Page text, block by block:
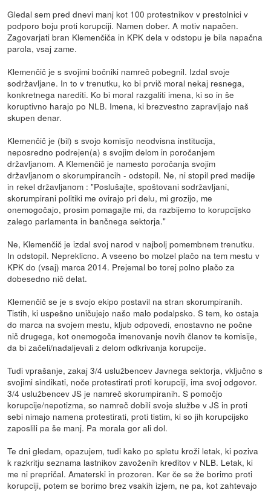
Gledal sem pred dnevi manj kot 100 protestnikov v prestolnici v
podporo boju proti korupciji. Namen dober. A motiv napačen.
Zagovarjati bran Klemenčiča in KPK dela v odstopu je bila napačna
parola, vsaj zame.
Klemenčič je s svojimi bočniki namreč pobegnil. Izdal svoje
sodržavljane. In to v trenutku, ko bi prvič moral nekaj resnega,
konkretnega narediti. Ko bi moral razgaliti imena, ki so in še
koruptivno harajo po NLB. Imena, ki brezvestno zapravljajo naš
skupen denar.
Klemenčič je (bil) s svojo komisijo neodvisna institucija,
neposredno podrejen(a) s svojim delom in poročanjem
državljanom. A Klemenčič je namesto poročanja svojim
državljanom o skorumpirancih - odstopil. Ne, ni stopil pred medije
in rekel državljanom : "Poslušajte, spoštovani sodržavljani,
skorumpirani politiki me ovirajo pri delu, mi grozijo, me
onemogočajo, prosim pomagajte mi, da razbijemo to korupcijsko
zalego parlamenta in bančnega sektorja."
Ne, Klemenčič je izdal svoj narod v najbolj pomembnem trenutku.
In odstopil. Nepreklicno. A vseeno bo molzel plačo na tem mestu v
KPK do (vsaj) marca 2014. Prejemal bo torej polno plačo za
dobesedno nič delat.
Klemenčič se je s svojo ekipo postavil na stran skorumpiranih.
Tistih, ki uspešno uničujejo našo malo podalpsko. S tem, ko ostaja
do marca na svojem mestu, kljub odpovedi, enostavno ne počne
nič drugega, kot onemogoča imenovanje novih članov te komisije,
da bi začeli/nadaljevali z delom odkrivanja korupcije.
Tudi vprašanje, zakaj 3/4 uslužbencev Javnega sektorja, vključno s
svojimi sindikati, noče protestirati proti korupciji, ima svoj odgovor.
3/4 uslužbencev JS je namreč skorumpiranih. S pomočjo
korupcije/nepotizma, so namreč dobili svoje službe v JS in proti
sebi nimajo namena protestirati, proti tistim, ki so jih korupcijsko
zaposlili pa še manj. Pa morala gor ali dol.
Te dni gledam, opazujem, tudi kako po spletu kroži letak, ki poziva
k razkritju seznama lastnikov zavoženih kreditov v NLB. Letak, ki
me ni prepričal. Amaterski in prozoren. Ker če se že borimo proti
korupciji, potem se borimo brez vsakih izjem, ne pa, kot zahtevajo